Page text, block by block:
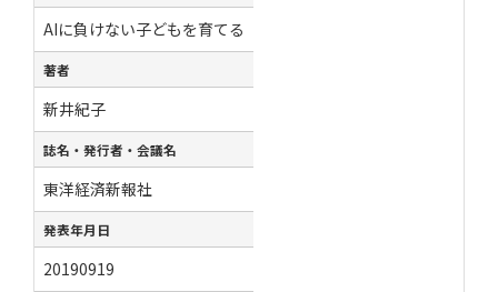
AIに負けない子どもを育てる
著者
新井紀子
誌名・発行者・会議名
東洋経済新報社
発表年月日
20190919